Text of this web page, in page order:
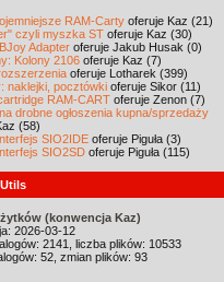
RAM-Carty oferuje Kaz (21)
czyli myszka ST oferuje Kaz (30)
Adapter oferuje Jakub Husak (0)
Kolony 2106 oferuje Kaz (7)
oferuje Lotharek (399)
naklejki, pocztówki oferuje Sikor (11)
RAM-CART oferuje Zenon (7)
drobne ogłoszenia kupna/sprzedaży
(58)
SIO2IDE oferuje Piguła (3)
SIO2SD oferuje Piguła (115)
(konwencja Kaz)
2026-03-12
2141, liczba plików: 10533
52, zmian plików: 93